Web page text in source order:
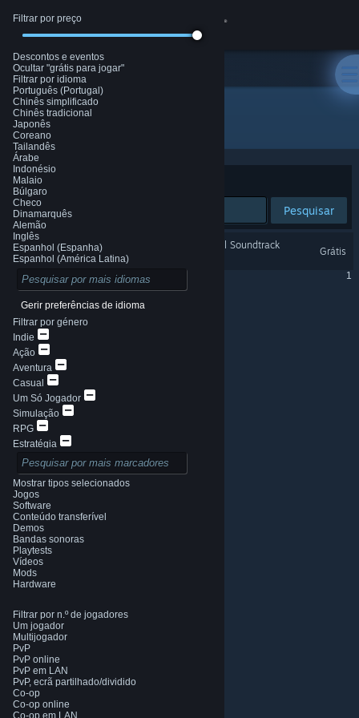
Iniciar sessão
Loja
Comunidade
Sobre
Apoio
Alterar idioma
Instala a app móvel do Steam
Ver versão para computadores
© Valve Corporation. Todos os direitos reservados.
Todas as marcas comerciais são propriedade dos
respetivos proprietários nos E.U.A. e outros países.
Política de Privacidade
|Termos legais
Acessibilidade|Acordo de Subscrição Steam
Reembolsos
Filtrar por preço
Descontos e eventos
Ocultar "grátis para jogar"
Filtrar por idioma
Português (Portugal)
Chinês simplificado
Chinês tradicional
Japonês
Coreano
Tailandês
Árabe
Indonésio
Malaio
Búlgaro
Checo
Dinamarquês
Alemão
Inglês
Espanhol (Espanha)
Espanhol (América Latina)
Gerir preferências de idioma
Filtrar por género
Indie
Ação
Aventura
Casual
Um Só Jogador
Simulação
RPG
Estratégia
2D
Acesso Antecipado
3D
Grátis para Jogar
Boa Atmosfera
História Excelente
Colorido
Exploração
Mostrar tipos selecionados
Jogos
Software
Conteúdo transferível
Demos
Bandas sonoras
Playtests
Vídeos
Mods
Hardware
Filtrar por n.º de jogadores
Um jogador
Multijogador
PvP
PvP online
PvP em LAN
PvP, ecrã partilhado/dividido
Co-op
Co-op online
Co-op em LAN
Todos os produtos
Ordenar por
Pesquisar
Garden Simulator - Original Soundtrack
Grátis
a mostrar 1 - 1 de 1 1